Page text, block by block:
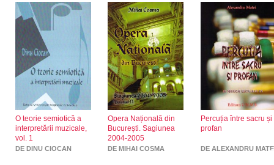
O teorie semiotică a
interpretării muzicale,
vol. 1
DE DINU CIOCAN
Opera Națională din
București. Sagiunea
2004-2005
DE MIHAI COSMA
Percuția între sacru și
profan
DE ALEXANDRU